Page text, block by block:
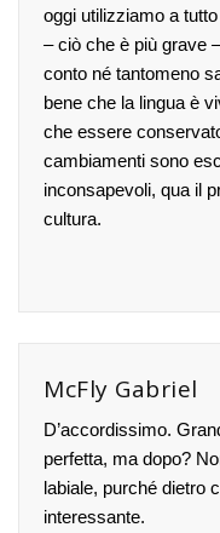
oggi utilizziamo a
– ciò che è più grave
conto né tantomeno
bene che la lingua è
che essere
cambiamenti sono
inconsapevoli, qua il
cultura.
McFly Gabriel
D’accordissimo.
perfetta, ma dopo?
labiale, purché dietro
interessante.